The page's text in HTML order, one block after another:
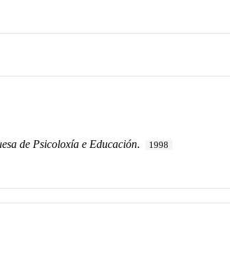
de Psicoloxía e Educación. 1998